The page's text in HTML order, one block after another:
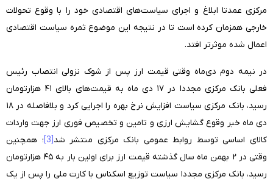
مرکزی عمدتا ابلاغ و اجرای سیاست‌های اقتصادی خود را با وقوع تحولات
خارجی همزمان کرده‌ است تا در نتیجه این موضوع ثمره سیاست اقتصادی
اعمال شده موثرتر افتد.
در نیمه دوم دی‌ماه وقتی قیمت ارز پس از شوک نزولی انتصاب رئیس
فعلی بانک مرکزی مجددا در ۱۷ دی ماه به قیمت‌های بالای ۴۱ هزارتومان
رسید، بانک مرکزی سیاست افزایش نرخ بهره را اجرایی کرد و بلافاصله در ۱۸
دی ماه خبر وقوع گشایش ارزی و تامین و تخصیص فوری ارز جهت واردات
کالای اساسی توسط روابط عمومی بانک مرکزی منتشر شد[3]
؛ همچنین
وقتی در ۲ بهمن ماه سال گذشته قیمت ارز برای اولین بار به ۴۵ هزارتومان
رسید، بانک مرکزی مجددا سیاست توزیع اسکناس با کارت ملی را پس از یک